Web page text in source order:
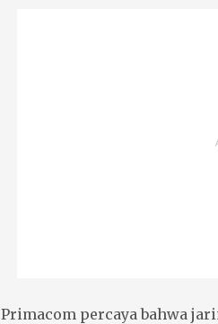
Primacom percaya bahwa